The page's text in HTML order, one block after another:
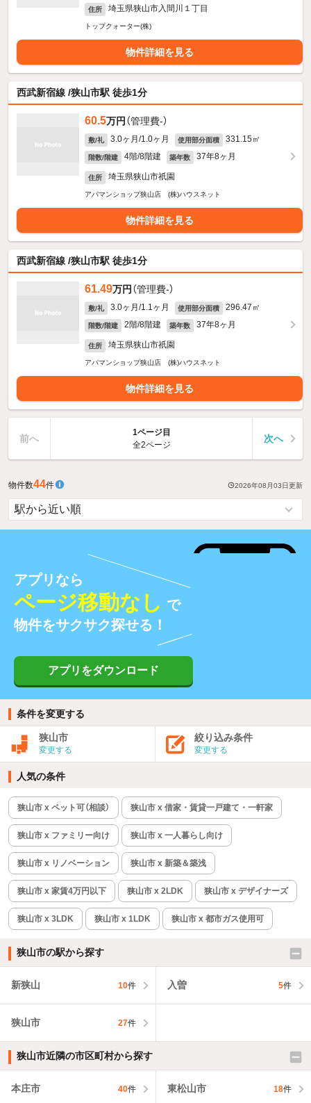
住所 埼玉県狭山市入間川１丁目
トップクォーター(株)
物件詳細を見る
西武新宿線 /狭山市駅 徒歩1分
60.5万円 （管理費-）
敷/礼 3.0ヶ月/1.0ヶ月 使用部分面積 331.15㎡
階数/階建 4階/8階建 築年数 37年8ヶ月
住所 埼玉県狭山市祇園
アパマンショップ狭山店 (株)ハウスネット
物件詳細を見る
西武新宿線 /狭山市駅 徒歩1分
61.49万円 （管理費-）
敷/礼 3.0ヶ月/1.1ヶ月 使用部分面積 296.47㎡
階数/階建 2階/8階建 築年数 37年8ヶ月
住所 埼玉県狭山市祇園
アパマンショップ狭山店 (株)ハウスネット
物件詳細を見る
前へ
1ページ目
全2ページ
次へ
物件数44件 2026年08月03日更新
アプリなら
ページ移動なし で
物件をサクサク探せる！
アプリをダウンロード
条件を変更する
狭山市
変更する
絞り込み条件
変更する
人気の条件
狭山市 x ペット可（相談） 狭山市 x 借家・賃貸一戸建て・一軒家
狭山市 x ファミリー向け 狭山市 x 一人暮らし向け
狭山市 x リノベーション 狭山市 x 新築＆築浅
狭山市 x 家賃4万円以下 狭山市 x 2LDK 狭山市 x デザイナーズ
狭山市 x 3LDK 狭山市 x 1LDK 狭山市 x 都市ガス使用可
狭山市の駅から探す
新狭山 10件 入曽 5件
狭山市 27件
狭山市近隣の市区町村から探す
本庄市 40件 東松山市 18件